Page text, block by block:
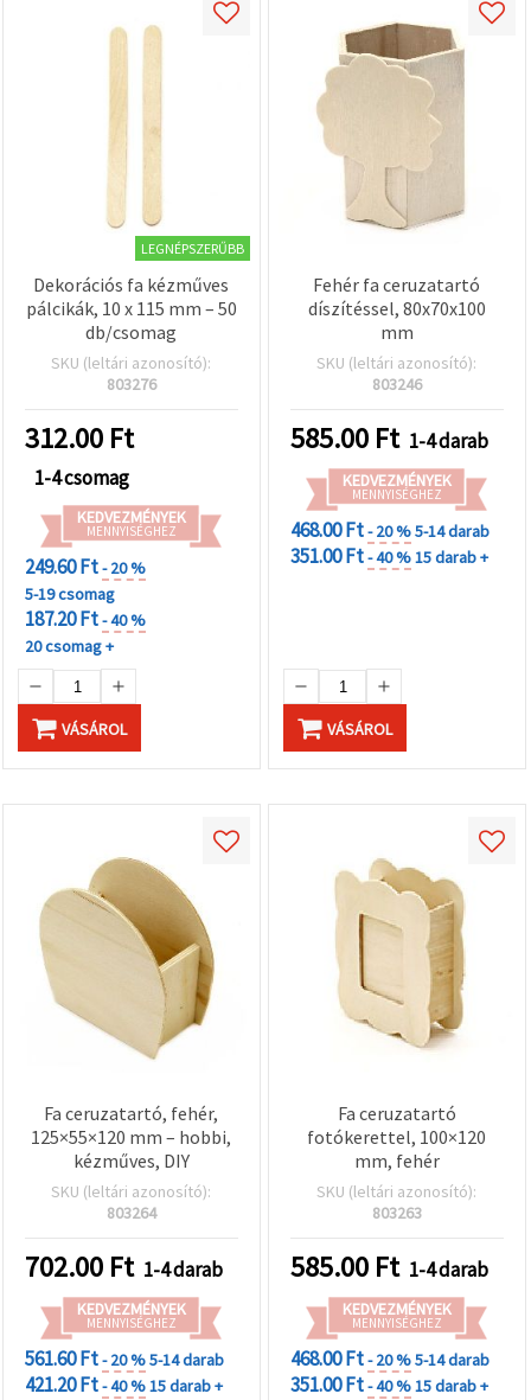
LEGNÉPSZERŰBB
Dekorációs fa kézműves
pálcikák, 10 x 115 mm – 50
db/csomag
SKU (leltári azonosító):
803276
312.00 Ft
1-4 csomag
KEDVEZMÉNYEK
MENNYISÉGHEZ
249.60 Ft- 20 %
5-19 csomag
187.20 Ft- 40 %
20 csomag +
VÁSÁROL
Fehér fa ceruzatartó
díszítéssel, 80x70x100
mm
SKU (leltári azonosító):
803246
585.00 Ft 1-4 darab
KEDVEZMÉNYEK
MENNYISÉGHEZ
468.00 Ft- 20 %5-14 darab
351.00 Ft- 40 %15 darab +
VÁSÁROL
Fa ceruzatartó, fehér,
125×55×120 mm – hobbi,
kézműves, DIY
SKU (leltári azonosító):
803264
702.00 Ft 1-4 darab
KEDVEZMÉNYEK
MENNYISÉGHEZ
561.60 Ft- 20 %5-14 darab
421.20 Ft- 40 %15 darab +
Fa ceruzatartó
fotókerettel, 100×120
mm, fehér
SKU (leltári azonosító):
803263
585.00 Ft 1-4 darab
KEDVEZMÉNYEK
MENNYISÉGHEZ
468.00 Ft- 20 %5-14 darab
351.00 Ft- 40 %15 darab +